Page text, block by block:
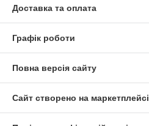
Доставка та оплата
Графік роботи
Повна версія сайту
Сайт створено на маркетплейсі